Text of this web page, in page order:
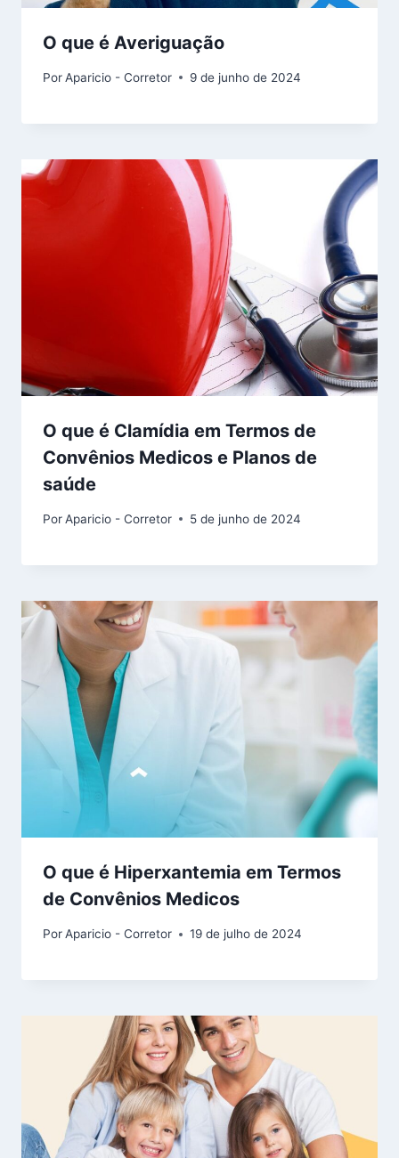
O que é Averiguação
PorAparicio - Corretor 9 de junho de 2024
O que é Clamídia em Termos de
Convênios Medicos e Planos de
saúde
PorAparicio - Corretor 5 de junho de 2024
O que é Hiperxantemia em Termos
de Convênios Medicos
PorAparicio - Corretor 19 de julho de 2024